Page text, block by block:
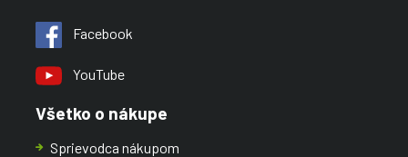
Facebook
YouTube
Všetko o nákupe
Sprievodca nákupom